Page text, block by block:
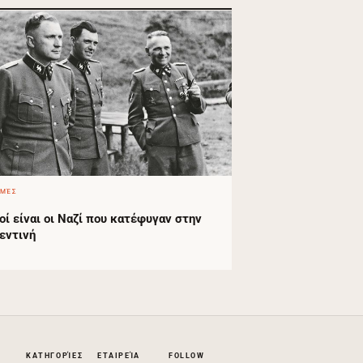
είναι οι Ναζί που κατέφυγαν στην
ΚΑΤΗΓΟΡΊΕΣ ΕΤΑΙΡΕΊΑ FOLLOW